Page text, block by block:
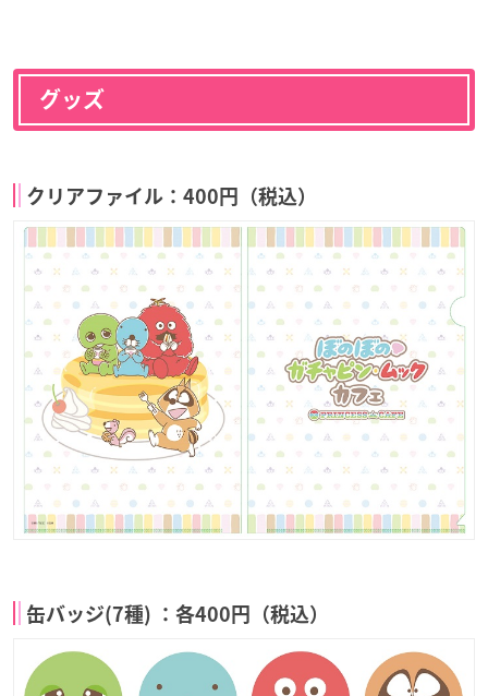
グッズ
クリアファイル：400円（税込）
缶バッジ(7種) ：各400円（税込）